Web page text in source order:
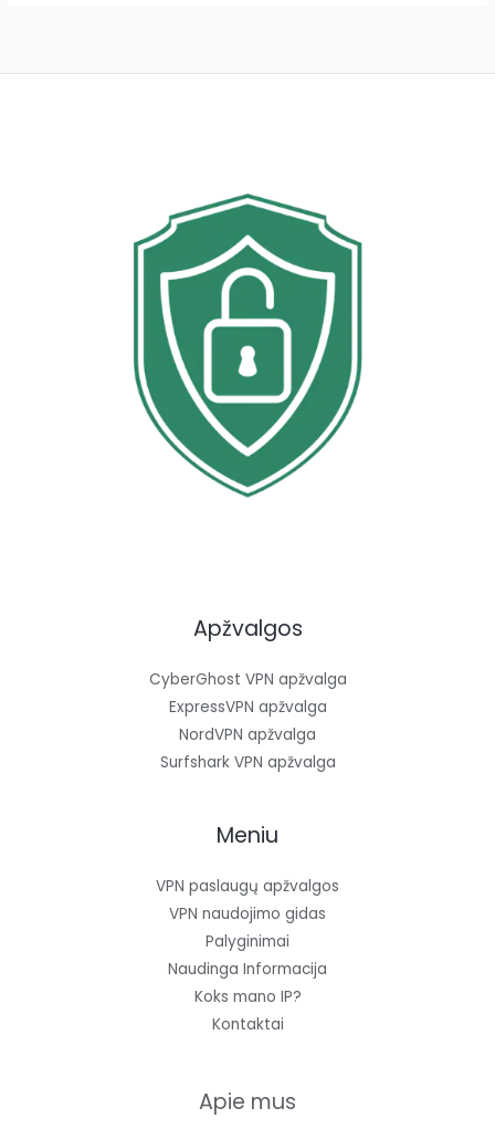
Apžvalgos
CyberGhost VPN apžvalga
ExpressVPN apžvalga
NordVPN apžvalga
Surfshark VPN apžvalga
Meniu
VPN paslaugų apžvalgos
VPN naudojimo gidas
Palyginimai
Naudinga Informacija
Koks mano IP?
Kontaktai
Apie mus